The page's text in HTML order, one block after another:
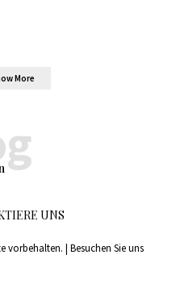
More
UNS
vorbehalten. | Besuchen Sie uns